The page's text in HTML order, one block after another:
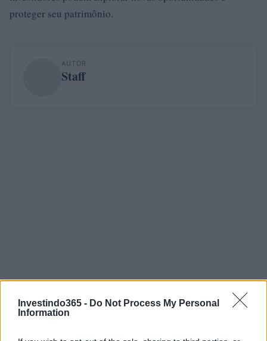
Investindo365 - Do Not Process My Personal
Information
proteger seu patrimônio.
AUTOR
Staff